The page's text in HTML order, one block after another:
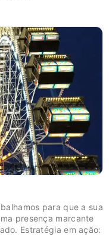
para que a sua
presença marcante
Estratégia em ação: